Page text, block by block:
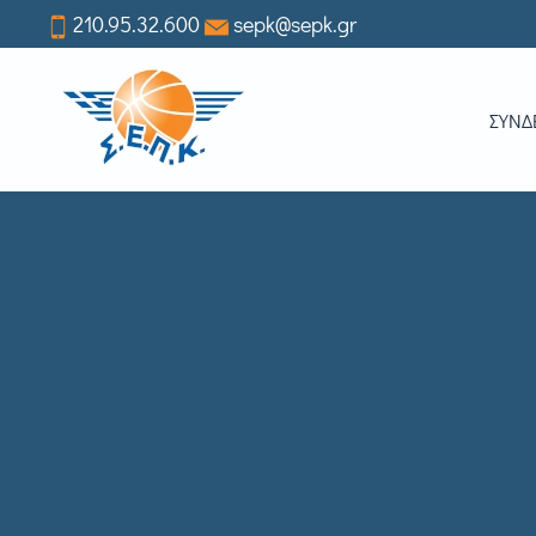
to
content
210.95.32.600 sepk@sepk.gr